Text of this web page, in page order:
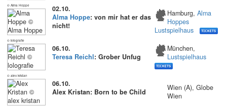
© Alma Hoppe
02.10.
Alma Hoppe: von mir hat er das
nicht!
Hamburg, Alma
Hoppes
Lustspielhaus
© lolografie
06.10.
Teresa Reichl: Grober Unfug
München,
Lustspielhaus
© alex kristan
06.10.
Alex Kristan: Born to be Child
Wien (A), Globe
Wien